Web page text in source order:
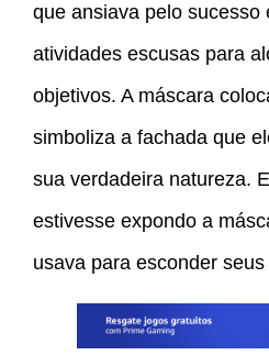
que ansiava pelo sucesso
atividades escusas para
objetivos. A máscara
simboliza a fachada que
sua verdadeira natureza.
estivesse expondo a
usava para esconder